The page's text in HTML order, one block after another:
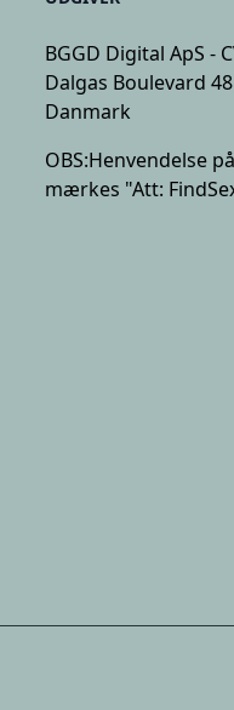
BGGD Digital ApS -
Dalgas Boulevard
Danmark
OBS:Henvendelse
mærkes "Att: